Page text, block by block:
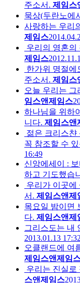
주소서. 제임스
묵상(두란노에
사랑하는 우리
제임스
우리의 영혼의
제임스
한가위 명절에
주소서. 제임스
오늘 우리는
임스앤제임스
하나님을 위하
니다. 제임스앤
젊은 크리스챤
꼭 참조할 수
16:49
신앙에세이 :
하고 기도했습
우리가 이곳에
서. 제임스앤제
목요일 밤이면
다. 제임스앤제
그리스도는 내
2013.01.13 17:32
오클랜드에 여
제임스앤제임
우리는 진실로
스앤제임스